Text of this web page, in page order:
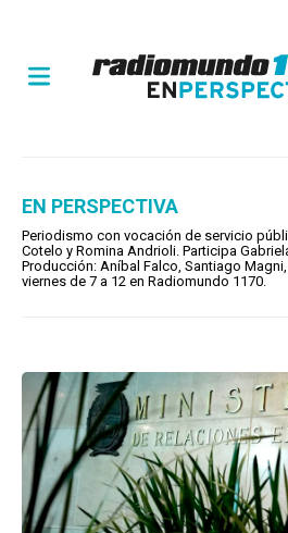
EN PERSPECTIVA
Periodismo con vocación de servicio
Cotelo y Romina Andrioli. Participa
Producción: Aníbal Falco, Santiago
viernes de 7 a 12 en Radiomundo 1170.